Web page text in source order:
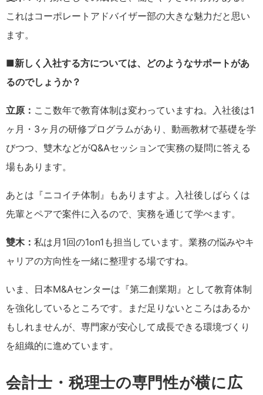
これはコーポレートアドバイザー部の大きな魅力だと思い
ます。
■新しく入社する方については、どのようなサポートがあ
るのでしょうか？
立原： ここ数年で教育体制は変わっていますね。入社後は1
ヶ月・3ヶ月の研修プログラムがあり、動画教材で基礎を学
びつつ、雙木などがQ&Aセッションで実務の疑問に答える
場もあります。
あとは『ニコイチ体制』もありますよ。入社後しばらくは
先輩とペアで案件に入るので、実務を通じて学べます。
雙木： 私は月1回の1on1も担当しています。業務の悩みやキ
ャリアの方向性を一緒に整理する場ですね。
いま、日本M&Aセンターは『第二創業期』として教育体制
を強化しているところです。まだ足りないところはあるか
もしれませんが、専門家が安心して成長できる環境づくり
を組織的に進めています。
会計士・税理士の専門性が横に広